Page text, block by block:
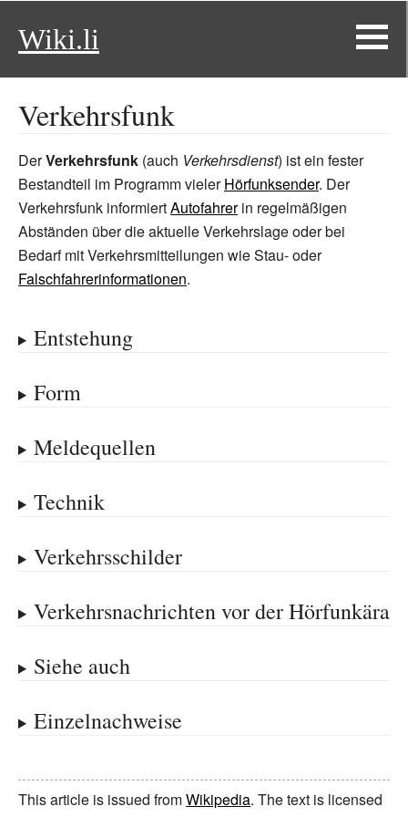
Wiki.li
Verkehrsfunk
DerVerkehrsfunk (auch Verkehrsdienst) ist ein fester
Bestandteil im Programm vielerHörfunksender. Der
Verkehrsfunk informiertAutofahrerin regelmäßigen
Abständen über die aktuelle Verkehrslage oder bei
Bedarf mit Verkehrsmitteilungen wie Stau- oder
Falschfahrerinformationen.
Entstehung
Form
Meldequellen
Technik
Verkehrsschilder
Verkehrsnachrichten vor der Hörfunkära
Siehe auch
Einzelnachweise
This article is issued fromWikipedia. The text is licensed